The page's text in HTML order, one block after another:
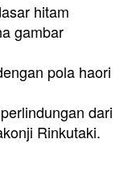
hitam
gambar
pola haori
dari
Rinkutaki.